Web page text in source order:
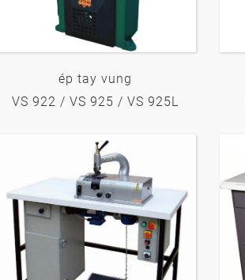
ép tay vung
VS 922 / VS 925 / VS 925L